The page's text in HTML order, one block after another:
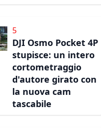
5
DJI Osmo Pocket 4P
stupisce: un intero
cortometraggio
d'autore girato con
la nuova cam
tascabile